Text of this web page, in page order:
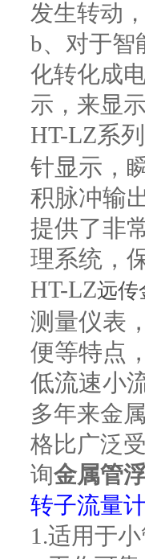
发生转动
b、对于智
化转化成
示，来显
HT-LZ系列
针显示，
积脉冲输
提供了非
理系统，
HT-LZ远传
测量仪表
便等特点
低流速小
多年来金
格比广泛
询金属管
转子流量
1.适用于